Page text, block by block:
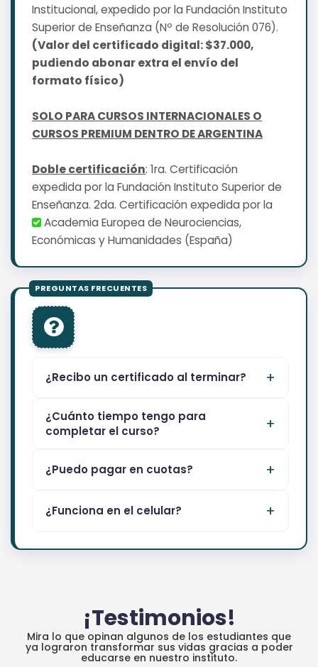
Institucional, expedido por la Fundación Instituto
Superior de Enseñanza (Nº de Resolución 076).
(Valor del certificado digital: $37.000,
pudiendo abonar extra el envío del
formato físico)
SOLO PARA CURSOS INTERNACIONALES O
CURSOS PREMIUM DENTRO DE ARGENTINA
Doble certificación: 1ra. Certificación
expedida por la Fundación Instituto Superior de
Enseñanza. 2da. Certificación expedida por la
Academia Europea de Neurociencias,
Económicas y Humanidades (España)
¿Recibo un certificado al terminar?
¿Cuánto tiempo tengo para
completar el curso?
¿Puedo pagar en cuotas?
¿Funciona en el celular?
¡Testimonios!
Mira lo que opinan algunos de los estudiantes que
ya lograron transformar sus vidas gracias a poder
educarse en nuestro instituto.